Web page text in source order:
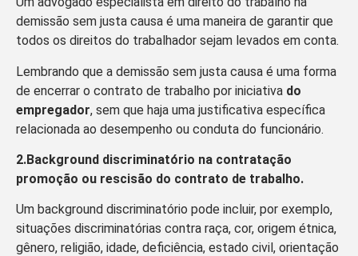
demissão sem justa causa é uma maneira de garantir que
todos os direitos do trabalhador sejam levados em conta.
Lembrando que a demissão sem justa causa é uma forma
de encerrar o contrato de trabalho por iniciativa do
empregador, sem que haja uma justificativa específica
relacionada ao desempenho ou conduta do funcionário.
2.Background discriminatório na contratação
promoção ou rescisão do contrato de trabalho.
Um background discriminatório pode incluir, por exemplo,
situações discriminatórias contra raça, cor, origem étnica,
gênero, religião, idade, deficiência, estado civil, orientação